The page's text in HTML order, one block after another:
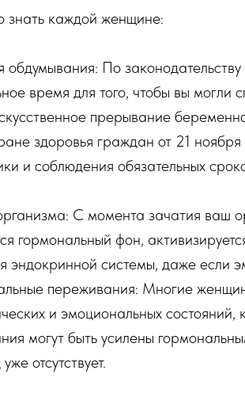
знать каждой женщине:
обдумывания: По
время для того, чтобы вы
прерывание
здоровья граждан от 21
и соблюдения обязательных
С момента зачатия ваш
гормональный фон,
эндокринной системы, даже если
переживания: Многие
и эмоциональных
могут быть усилены
отсутствует.